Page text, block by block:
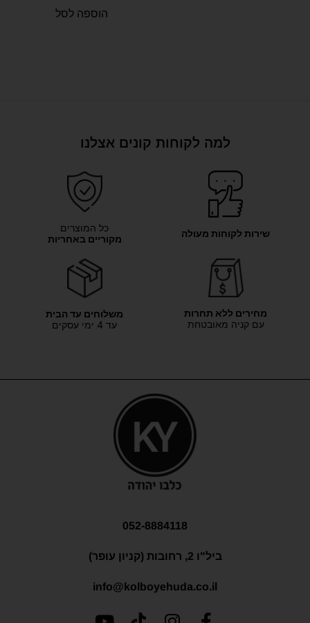
הוספה לסל
למה לקוחות קונים אצלנו
שירות לקוחות מעולה
כל המוצרים
מקוריים באחריות
מחירים ללא תחרות
עם קניה מאובטחת
משלוחים עד הבית
עד 4 ימי עסקים
052-8884118
ביל"ו 2, רחובות (קניון עופר)
info@kolboyehuda.co.il